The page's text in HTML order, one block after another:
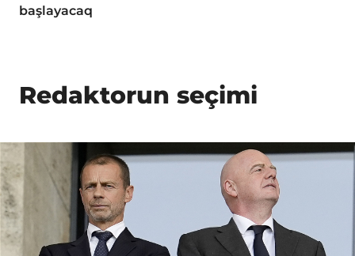
başlayacaq
Redaktorun seçimi